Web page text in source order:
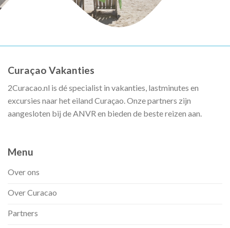
Curaçao Vakanties
2Curacao.nl is dé specialist in vakanties, lastminutes en
excursies naar het eiland Curaçao. Onze partners zijn
aangesloten bij de ANVR en bieden de beste reizen aan.
Menu
Over ons
Over Curacao
Partners